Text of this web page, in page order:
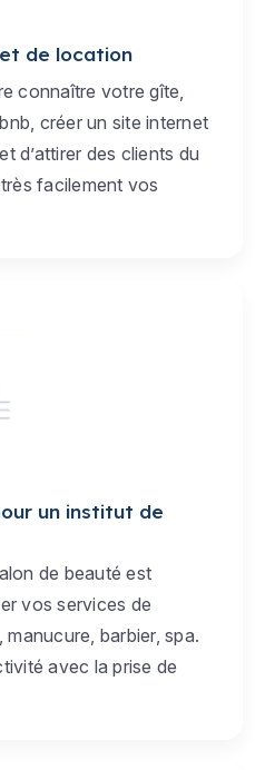
de location
connaître votre gîte,
créer un site internet
d’attirer des clients du
facilement vos
un institut de
de beauté est
vos services de
barbier, spa.
avec la prise de